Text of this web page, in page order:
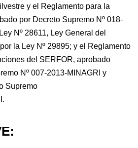
y el Reglamento para la
por Decreto Supremo Nº 018-
Nº 28611, Ley General del
la Ley Nº 29895; y el Reglamento
del SERFOR, aprobado
Nº 007-2013-MINAGRI y
Supremo